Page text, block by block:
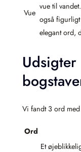
Vue
vue til
også
elegant ord,
Vi fandt 3 ord med
Ord
Et